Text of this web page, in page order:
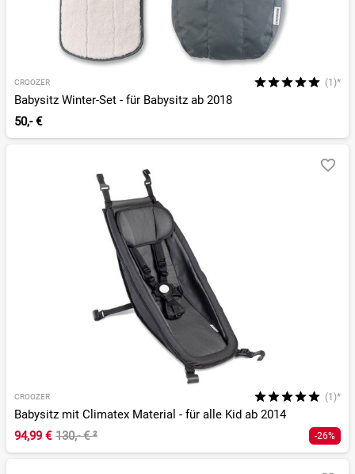
CROOZER (1)*
Babysitz Winter-Set - für Babysitz ab 2018
50,- €
CROOZER (1)*
Babysitz mit Climatex Material - für alle Kid ab 2014
94,99 € 130,- €² -26%